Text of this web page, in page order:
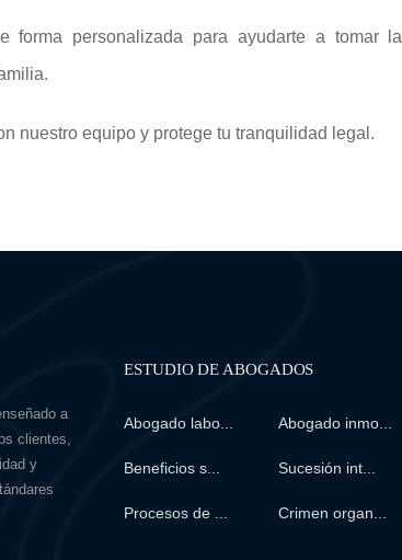
forma personalizada para ayudarte a tomar
nuestro equipo y protege tu tranquilidad legal.
a
clientes,
y
ESTUDIO DE ABOGADOS
Abogado labo... Abogado inmo...
Beneficios s... Sucesión int...
Procesos de ... Crimen organ...